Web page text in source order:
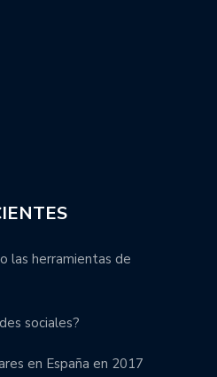
las herramientas de
sociales?
en España en 2017